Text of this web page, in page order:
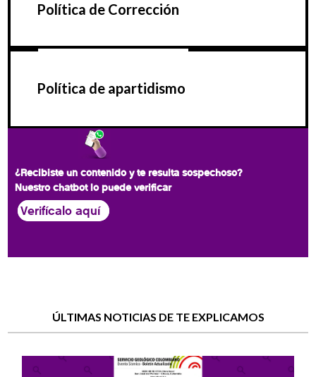
Política de Corrección
Política de apartidismo
¿Recibiste un contenido y te resulta sospechoso?
Nuestro chatbot lo puede verificar
Verifícalo aquí
ÚLTIMAS NOTICIAS DE TE EXPLICAMOS